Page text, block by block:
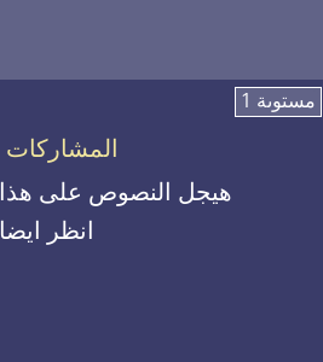
مستوىة 1
المشاركات
هيجل النصوص على هذا
انظر ايضا